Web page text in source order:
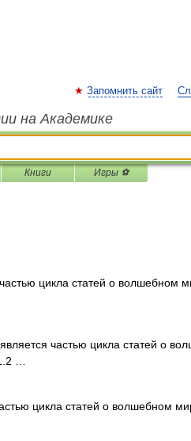
Запомнить сайт
на Академике
Книги Игры ⚽
цикла статей о волшебном
частью цикла статей о
…
цикла статей о волшебном